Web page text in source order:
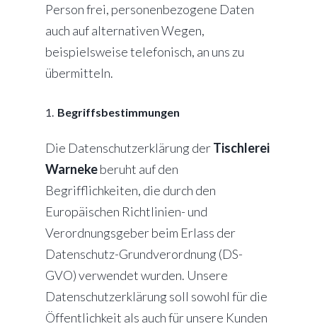
Person frei, personenbezogene Daten
auch auf alternativen Wegen,
beispielsweise telefonisch, an uns zu
übermitteln.
Begriffsbestimmungen
Die Datenschutzerklärung derTischlerei
Warnekeberuht auf den
Begrifflichkeiten, die durch den
Europäischen Richtlinien- und
Verordnungsgeber beim Erlass der
Datenschutz-Grundverordnung (DS-
GVO) verwendet wurden. Unsere
Datenschutzerklärung soll sowohl für die
Öffentlichkeit als auch für unsere Kunden